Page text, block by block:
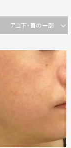
アゴ下・首の一部